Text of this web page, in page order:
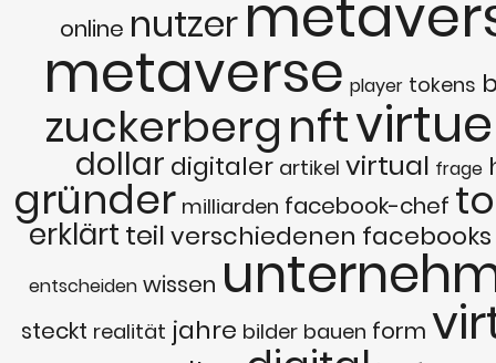
online nutzer
metaverse player tokens
zuckerberg nft
dollar digitaler artikel virtual frage
gründer milliarden facebook-chef
erklärt teilverschiedenen facebooks
entscheiden wissen
steckt realität jahre bilder bauen form